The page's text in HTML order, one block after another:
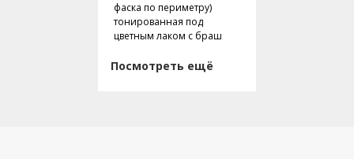
фаска по периметру)
тонированная под
цветным лаком с браш
Посмотреть ещё